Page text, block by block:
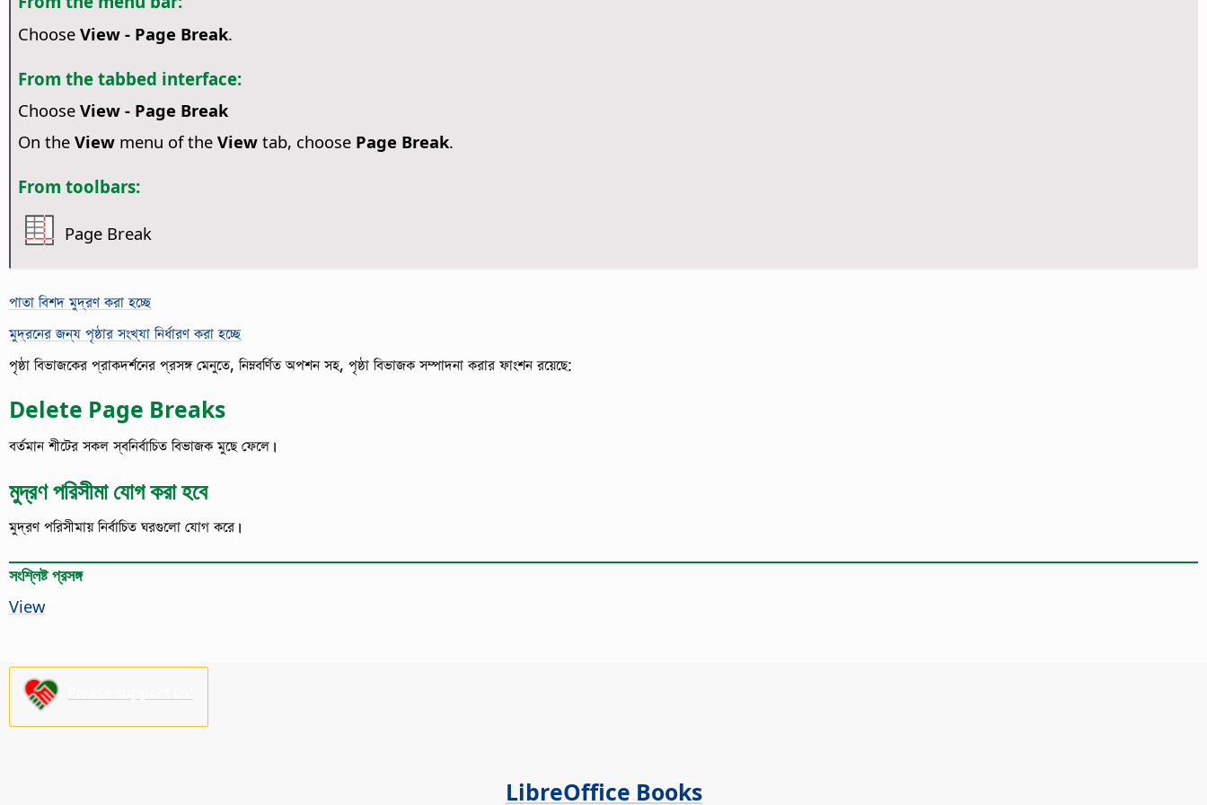
Choose View - Page Break.
From the tabbed interface:
Choose View - Page Break
On the Viewmenu of the Viewtab, choose Page Break.
From toolbars:
Page Break
পাতা বিশদ মুদ্রণ করা হচ্ছে
মুদ্রনের জন্য পৃষ্ঠার সংখ্যা নির্ধারণ করা হচ্ছে
পৃষ্ঠা বিভাজকের প্রাকদর্শনের প্রসঙ্গ মেনুতে, নিম্নবর্ণিত অপশন সহ, পৃষ্ঠা বিভাজক সম্পাদনা করার ফাংশন রয়েছে:
Delete Page Breaks
বর্তমান শীটের সকল স্বনির্বাচিত বিভাজক মুছে ফেলে।
মুদ্রণ পরিসীমা যোগ করা হবে
মুদ্রণ পরিসীমায় নির্বাচিত ঘরগুলো যোগ করে।
সংশ্লিষ্ট প্রসঙ্গ
View
LibreOffice Books